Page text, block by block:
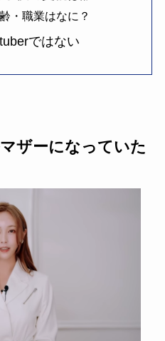
・職業はなに？
ではない
ザーになっていた